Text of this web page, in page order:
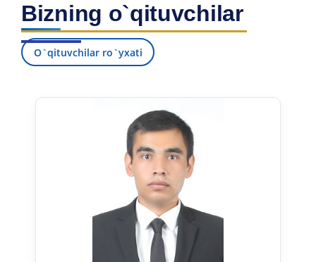
Bizning o`qituvchilar
O`qituvchilar ro`yxati